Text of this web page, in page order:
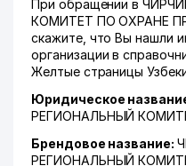
При обращении в
КОМИТЕТ ПО ОХРАНЕ
скажите, что Вы нашли
организации в
Желтые страницы
Юридическое
РЕГИОНАЛЬНЫЙ
Брендовое название:
РЕГИОНАЛЬНЫЙ